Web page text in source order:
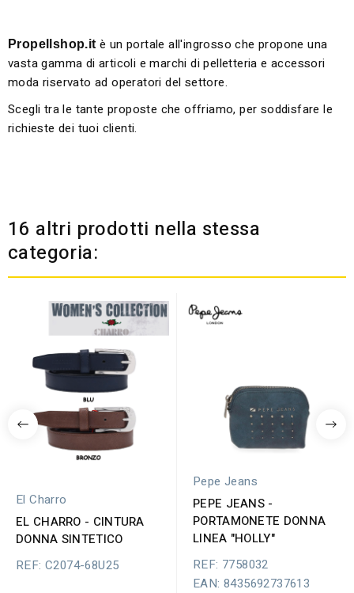
Propellshop.itè un portale all'ingrosso che propone una
vasta gamma di articoli e marchi di pelletteria e accessori
moda riservato ad operatori del settore.
Scegli tra le tante proposte che offriamo, per soddisfare le
richieste dei tuoi clienti.
16 altri prodotti nella stessa
categoria:
El Charro
EL CHARRO - CINTURA
DONNA SINTETICO
REF: C2074-68U25
Pepe Jeans
PEPE JEANS -
PORTAMONETE DONNA
LINEA "HOLLY"
REF: 7758032
EAN: 8435692737613